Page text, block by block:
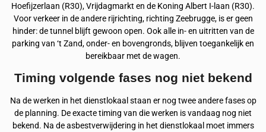
Hoefijzerlaan (R30), Vrijdagmarkt en de Koning Albert I-laan (R30).
Voor verkeer in de andere rijrichting, richting Zeebrugge, is er geen
hinder: de tunnel blijft gewoon open. Ook alle in- en uitritten van de
parking van ‘t Zand, onder- en bovengronds, blijven toegankelijk en
bereikbaar met de wagen.
Timing volgende fases nog niet bekend
Na de werken in het dienstlokaal staan er nog twee andere fases op
de planning. De exacte timing van die werken is vandaag nog niet
bekend. Na de asbestverwijdering in het dienstlokaal moet immers